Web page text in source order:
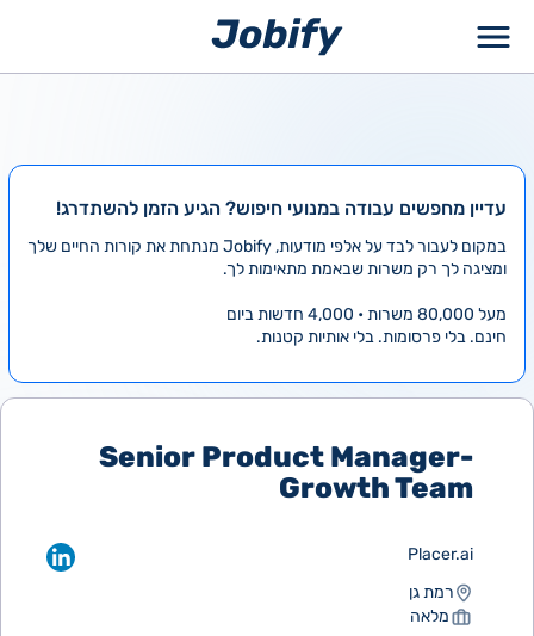
עדיין מחפשים עבודה במנועי חיפוש? הגיע הזמן להשתדרג!
במקום לעבור לבד על אלפי מודעות, Jobify מנתחת את קורות החיים שלך
ומציגה לך רק משרות שבאמת מתאימות לך.
מעל 80,000 משרות • 4,000 חדשות ביום
חינם. בלי פרסומות. בלי אותיות קטנות.
Senior Product Manager-
Growth Team
Placer.ai
רמת גן
מלאה